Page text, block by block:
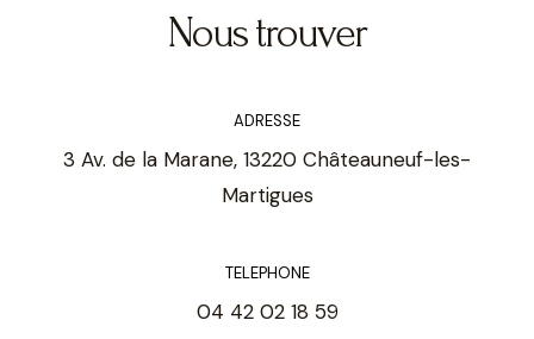
Nous trouver
ADRESSE
3 Av. de la Marane, 13220 Châteauneuf-les-
Martigues
TELEPHONE
04 42 02 18 59